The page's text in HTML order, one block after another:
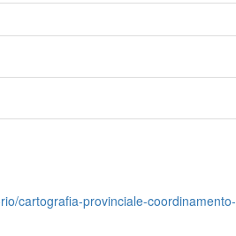
cartografia-provinciale-coordinamento-